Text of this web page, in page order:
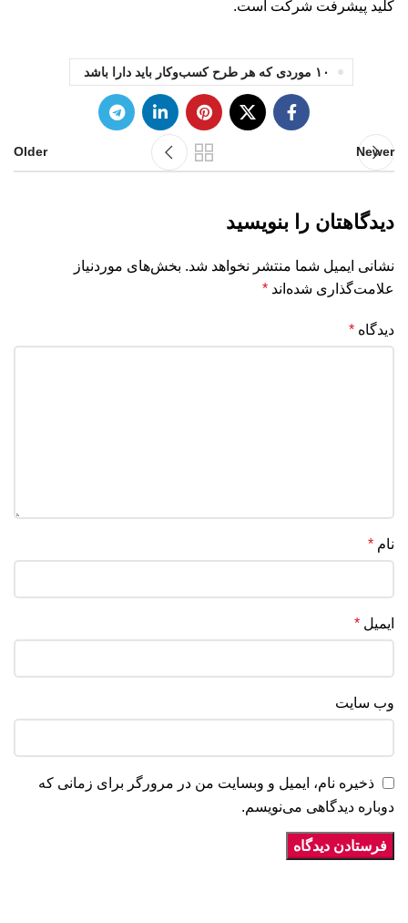
کلید پیشرفت شرکت است.
۱۰ موردی که هر طرح کسب‌وکار باید دارا باشد
Newer
Older
دیدگاهتان را بنویسید
نشانی ایمیل شما منتشر نخواهد شد. بخش‌های موردنیاز
علامت‌گذاری شده‌اند *
دیدگاه *
نام *
ایمیل *
وب‌ سایت
ذخیره نام، ایمیل و وبسایت من در مرورگر برای زمانی که
دوباره دیدگاهی می‌نویسم.